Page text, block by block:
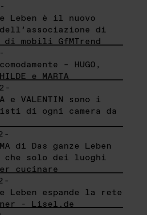
Leben è il nuovo
di
di mobili GfMTrend
– HUGO,
e MARTA
-
e VALENTIN sono i
di ogni camera da
-
di Das ganze Leben
che solo dei luoghi
cucinare
-
Leben espande la rete
- Lisel.de